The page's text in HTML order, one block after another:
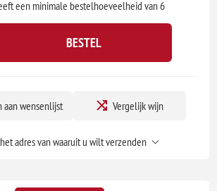
een minimale bestelhoeveelheid van 6
BESTEL
aan wensenlijst Vergelijk wijn
adres van waaruit u wilt verzenden